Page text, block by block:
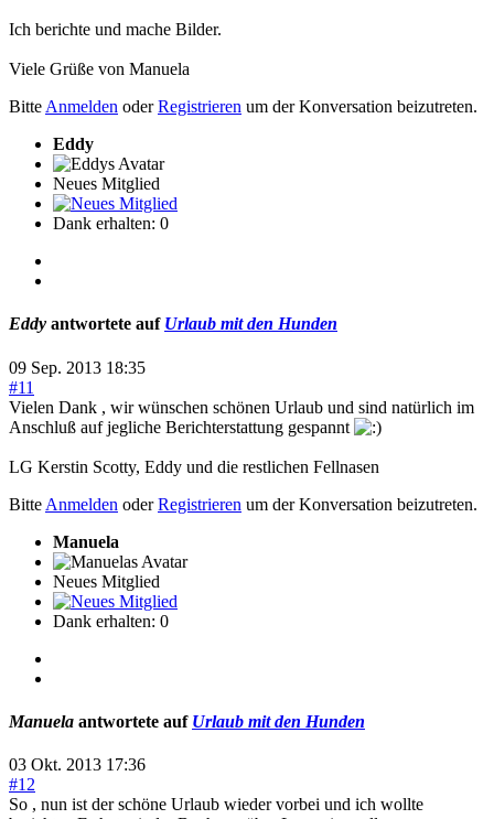
Ich berichte und mache Bilder.
Viele Grüße von Manuela
Bitte Anmelden oderRegistrieren um der Konversation beizutreten.
Eddy
Neues Mitglied
Dank erhalten: 0
Eddy antwortete auf Urlaub mit den Hunden
09 Sep. 2013 18:35
#11
Vielen Dank , wir wünschen schönen Urlaub und sind natürlich im
Anschluß auf jegliche Berichterstattung gespannt
LG Kerstin Scotty, Eddy und die restlichen Fellnasen
Bitte Anmelden oderRegistrieren um der Konversation beizutreten.
Manuela
Neues Mitglied
Dank erhalten: 0
Manuela antwortete auf Urlaub mit den Hunden
03 Okt. 2013 17:36
#12
So , nun ist der schöne Urlaub wieder vorbei und ich wollte